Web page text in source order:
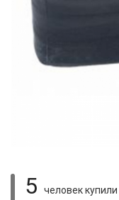
5 человек купили